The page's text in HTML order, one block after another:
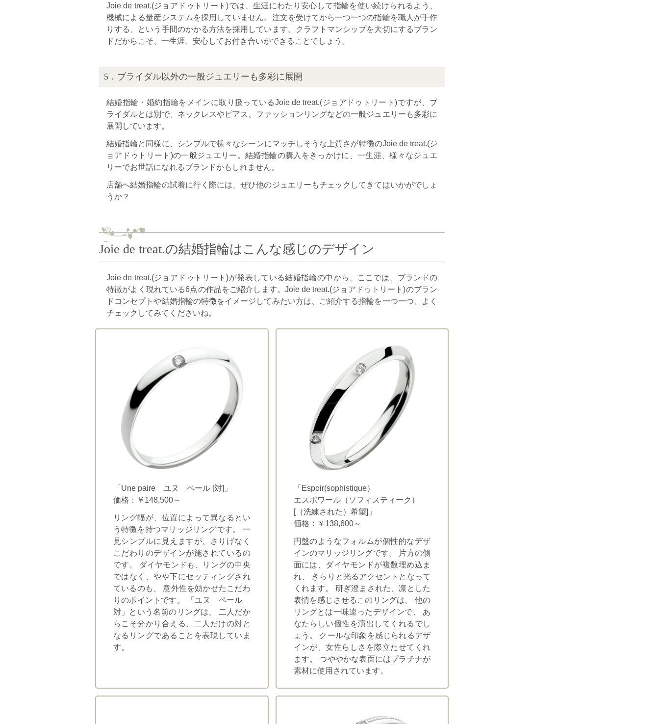
Joie de treat.(ジョアドゥトリート)では、生涯にわたり安心して指輪を使い続けられるよう、
機械による量産システムを採用していません。注文を受けてから一つ一つの指輪を職人が手作
りする、という手間のかかる方法を採用しています。クラフトマンシップを大切にするブラン
ドだからこそ、一生涯、安心してお付き合いができることでしょう。
5．ブライダル以外の一般ジュエリーも多彩に展開
結婚指輪・婚約指輪をメインに取り扱っているJoie de treat.(ジョアドゥトリート)ですが、ブ
ライダルとは別で、ネックレスやピアス、ファッションリングなどの一般ジュエリーも多彩に
展開しています。
結婚指輪と同様に、シンプルで様々なシーンにマッチしそうな上質さが特徴のJoie de treat.(ジ
ョアドゥトリート)の一般ジュエリー。結婚指輪の購入をきっかけに、一生涯、様々なジュエ
リーでお世話になれるブランドかもしれません。
店舗へ結婚指輪の試着に行く際には、ぜひ他のジュエリーもチェックしてきてはいかがでしょ
うか？
Joie de treat.の結婚指輪はこんな感じのデザイン
Joie de treat.(ジョアドゥトリート)が発表している結婚指輪の中から、ここでは、ブランドの
特徴がよく現れている6点の作品をご紹介します。Joie de treat.(ジョアドゥトリート)のブラン
ドコンセプトや結婚指輪の特徴をイメージしてみたい方は、ご紹介する指輪を一つ一つ、よく
チェックしてみてくださいね。
「Une paire ユヌ ペール [対]」
価格：￥148,500～
リング幅が、位置によって異なるとい
う特徴を持つマリッジリングです。 一
見シンプルに見えますが、さりげなく
こだわりのデザインが施されているの
です。 ダイヤモンドも、リングの中央
ではなく、やや下にセッティングされ
ているのも、 意外性を効かせたこだわ
りのポイントです。 「ユヌ ペール
対」という名前のリングは、 二人だか
らこそ分かり合える、二人だけの対と
なるリングであることを表現していま
す。
「Espoir(sophistique）
エスポワール（ソフィスティーク）
[（洗練された）希望]」
価格：￥138,600～
円盤のようなフォルムが個性的なデザ
インのマリッジリングです。 片方の側
面には、ダイヤモンドが複数埋め込ま
れ、 きらりと光るアクセントとなって
くれます。 研ぎ澄まされた、凛とした
表情を感じさせるこのリングは、 他の
リングとは一味違ったデザインで、 あ
なたらしい個性を演出してくれるでし
ょう。 クールな印象を感じられるデザ
インが、女性らしさを際立たせてくれ
ます。 つややかな表面にはプラチナが
素材に使用されています。